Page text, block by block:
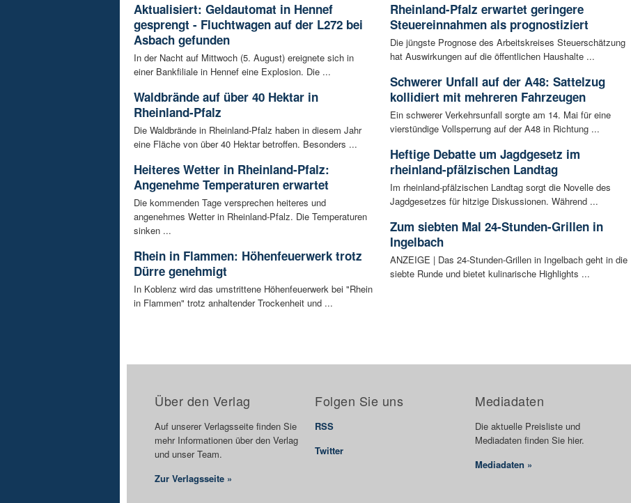
Aktualisiert: Geldautomat in Hennef
gesprengt - Fluchtwagen auf der L272 bei
Asbach gefunden
In der Nacht auf Mittwoch (5. August) ereignete sich in
einer Bankfiliale in Hennef eine Explosion. Die ...
Waldbrände auf über 40 Hektar in
Rheinland-Pfalz
Die Waldbrände in Rheinland-Pfalz haben in diesem Jahr
eine Fläche von über 40 Hektar betroffen. Besonders ...
Heiteres Wetter in Rheinland-Pfalz:
Angenehme Temperaturen erwartet
Die kommenden Tage versprechen heiteres und
angenehmes Wetter in Rheinland-Pfalz. Die Temperaturen
sinken ...
Rhein in Flammen: Höhenfeuerwerk trotz
Dürre genehmigt
In Koblenz wird das umstrittene Höhenfeuerwerk bei "Rhein
in Flammen" trotz anhaltender Trockenheit und ...
Rheinland-Pfalz erwartet geringere
Steuereinnahmen als prognostiziert
Die jüngste Prognose des Arbeitskreises Steuerschätzung
hat Auswirkungen auf die öffentlichen Haushalte ...
Schwerer Unfall auf der A48: Sattelzug
kollidiert mit mehreren Fahrzeugen
Ein schwerer Verkehrsunfall sorgte am 14. Mai für eine
vierstündige Vollsperrung auf der A48 in Richtung ...
Heftige Debatte um Jagdgesetz im
rheinland-pfälzischen Landtag
Im rheinland-pfälzischen Landtag sorgt die Novelle des
Jagdgesetzes für hitzige Diskussionen. Während ...
Zum siebten Mal 24-Stunden-Grillen in
Ingelbach
ANZEIGE | Das 24-Stunden-Grillen in Ingelbach geht in die
siebte Runde und bietet kulinarische Highlights ...
Über den Verlag
Auf unserer Verlagsseite finden Sie
mehr Informationen über den Verlag
und unser Team.
Zur Verlagsseite »
Folgen Sie uns
RSS
Twitter
Mediadaten
Die aktuelle Preisliste und
Mediadaten finden Sie hier.
Mediadaten »